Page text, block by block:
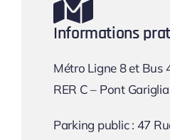
Informations
Métro Ligne 8 et Bus
RER C – Pont
Parking public : 47